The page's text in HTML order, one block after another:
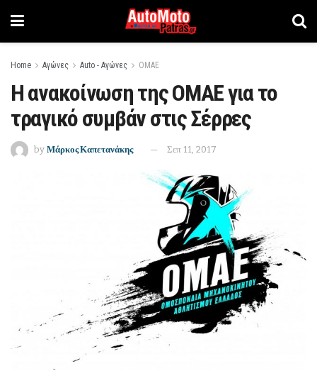
Home Αγώνες Auto - Αγώνες ΟΜΑΕ
Η ανακοίνωση της ΟΜΑΕ για το
τραγικό συμβάν στις Σέρρες
by Μάρκος Καπετανάκης Σεπ 11, 2017